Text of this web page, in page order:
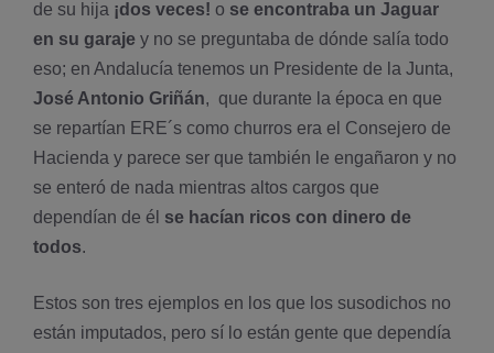
de su hija ¡dos veces! o se encontraba un Jaguar
en su garaje y no se preguntaba de dónde salía todo
eso; en Andalucía tenemos un Presidente de la Junta,
José Antonio Griñán, que durante la época en que
se repartían ERE´s como churros era el Consejero de
Hacienda y parece ser que también le engañaron y no
se enteró de nada mientras altos cargos que
dependían de él se hacían ricos con dinero de
todos.
Estos son tres ejemplos en los que los susodichos no
están imputados, pero sí lo están gente que dependía